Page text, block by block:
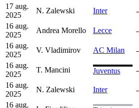
17 aug.
2025
N. Zalewski Inter
16 aug.
2025
Andrea Morello Lecce
16 aug.
2025
V. Vladimirov AC Milan
16 aug.
2025
T. Mancini Juventus
16 aug.
2025
N. Zalewski Inter
16 aug.